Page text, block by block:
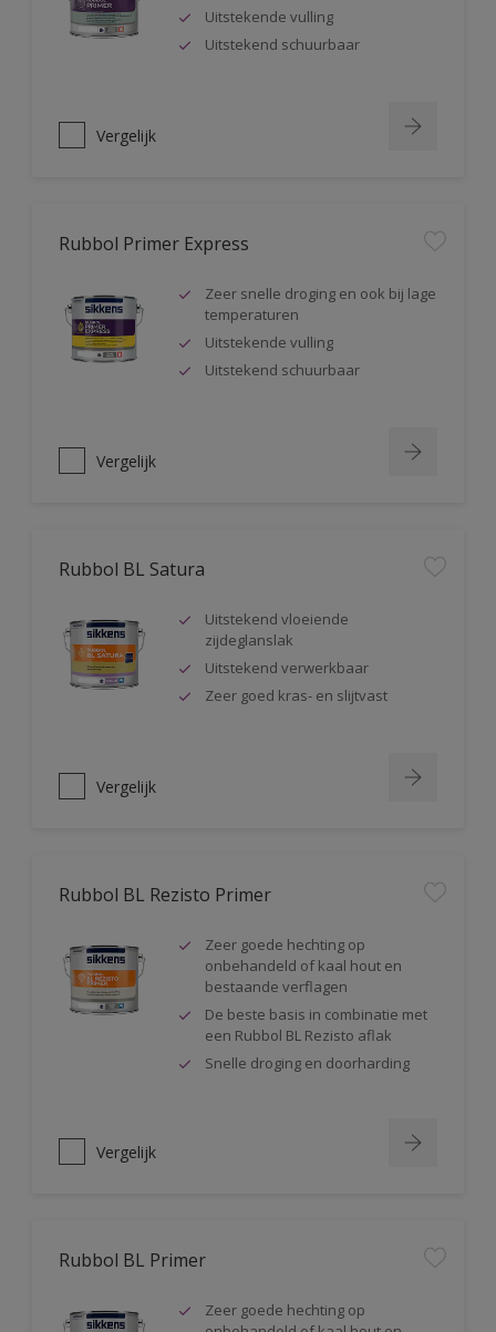
Uitstekende vulling
Uitstekend schuurbaar
Vergelijk
Rubbol Primer Express
Zeer snelle droging en ook bij lage
temperaturen
Uitstekende vulling
Uitstekend schuurbaar
Vergelijk
Rubbol BL Satura
Uitstekend vloeiende
zijdeglanslak
Uitstekend verwerkbaar
Zeer goed kras- en slijtvast
Vergelijk
Rubbol BL Rezisto Primer
Zeer goede hechting op
onbehandeld of kaal hout en
bestaande verflagen
De beste basis in combinatie met
een Rubbol BL Rezisto aflak
Snelle droging en doorharding
Vergelijk
Rubbol BL Primer
Zeer goede hechting op